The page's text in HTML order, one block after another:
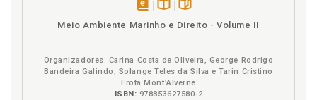
Meio Ambiente Marinho e Direito - Volume II
Organizadores: Carina Costa de Oliveira, George Rodrigo
Bandeira Galindo, Solange Teles da Silva e Tarin Cristino
Frota Mont’Alverne
ISBN: 978853627580-2